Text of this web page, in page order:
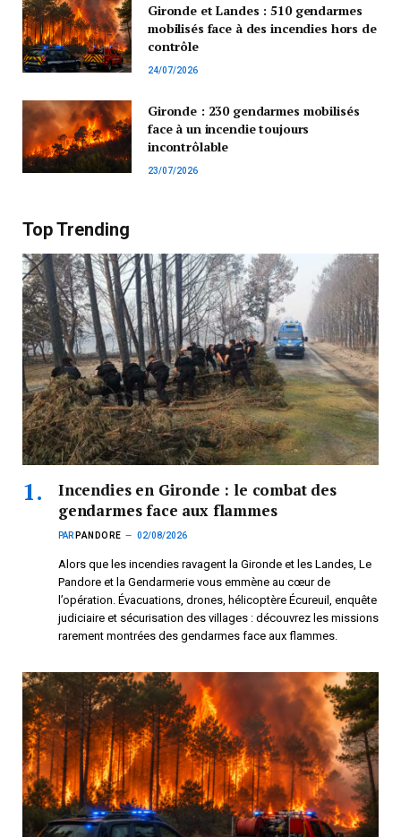
Gironde et Landes : 510 gendarmes
mobilisés face à des incendies hors de
contrôle
24/07/2026
Gironde : 230 gendarmes mobilisés
face à un incendie toujours
incontrôlable
23/07/2026
Top Trending
Incendies en Gironde : le combat des
gendarmes face aux flammes
PAR PANDORE 02/08/2026
Alors que les incendies ravagent la Gironde et les Landes, Le
Pandore et la Gendarmerie vous emmène au cœur de
l’opération. Évacuations, drones, hélicoptère Écureuil, enquête
judiciaire et sécurisation des villages : découvrez les missions
rarement montrées des gendarmes face aux flammes.